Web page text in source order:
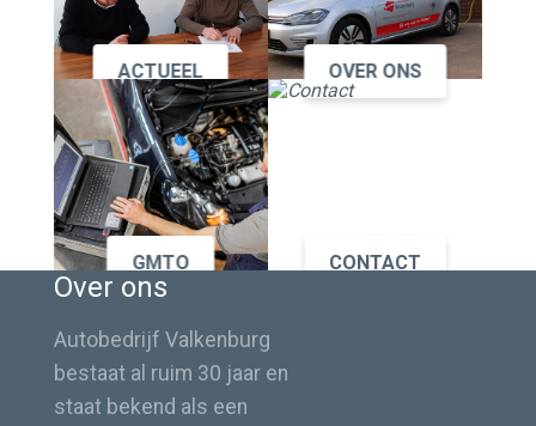
ACTUEEL OVER ONS
GMTO CONTACT
Over ons
Autobedrijf Valkenburg
bestaat al ruim 30 jaar en
staat bekend als een